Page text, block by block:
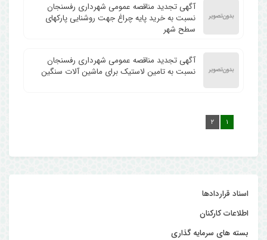
آگهی تجدید مناقصه عمومی شهرداری رفسنجان
نسبت به خرید پایه چراغ جهت روشنایی پارکهای
سطح شهر
آگهی تجدید مناقصه عمومی شهرداری رفسنجان
نسبت به تامین لاستیک برای ماشین آلات سنگین
۱ ۲
اسناد قراردادها
اطلاعات کارکنان
بسته های سرمایه گذاری